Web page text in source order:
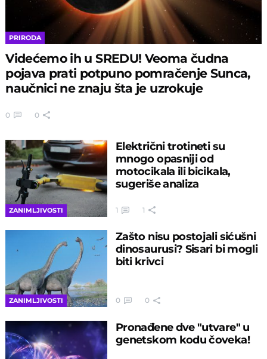
PRIRODA
Videćemo ih u SREDU! Veoma čudna
pojava prati potpuno pomračenje Sunca,
naučnici ne znaju šta je uzrokuje
0 0
ZANIMLJIVOSTI
Električni trotineti su
mnogo opasniji od
motocikala ili bicikala,
sugeriše analiza
1 1
ZANIMLJIVOSTI
Zašto nisu postojali sićušni
dinosaurusi? Sisari bi mogli
biti krivci
0 0
Pronađene dve "utvare" u
genetskom kodu čoveka!